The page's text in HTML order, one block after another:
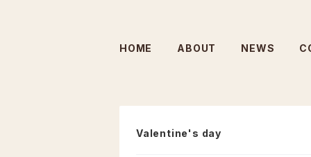
HOME ABOUT NEWS
Valentine's day